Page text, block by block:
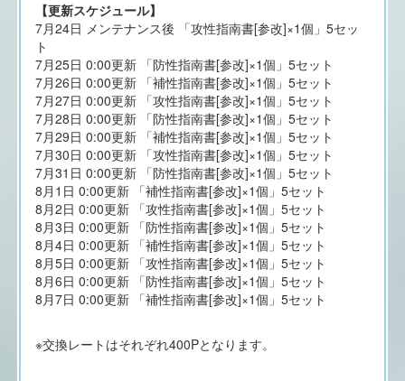
【更新スケジュール】
7月24日 メンテナンス後 「攻性指南書[参改]×1個」5セッ
ト
7月25日 0:00更新 「防性指南書[参改]×1個」5セット
7月26日 0:00更新 「補性指南書[参改]×1個」5セット
7月27日 0:00更新 「攻性指南書[参改]×1個」5セット
7月28日 0:00更新 「防性指南書[参改]×1個」5セット
7月29日 0:00更新 「補性指南書[参改]×1個」5セット
7月30日 0:00更新 「攻性指南書[参改]×1個」5セット
7月31日 0:00更新 「防性指南書[参改]×1個」5セット
8月1日 0:00更新 「補性指南書[参改]×1個」5セット
8月2日 0:00更新 「攻性指南書[参改]×1個」5セット
8月3日 0:00更新 「防性指南書[参改]×1個」5セット
8月4日 0:00更新 「補性指南書[参改]×1個」5セット
8月5日 0:00更新 「攻性指南書[参改]×1個」5セット
8月6日 0:00更新 「防性指南書[参改]×1個」5セット
8月7日 0:00更新 「補性指南書[参改]×1個」5セット
※交換レートはそれぞれ400Pとなります。